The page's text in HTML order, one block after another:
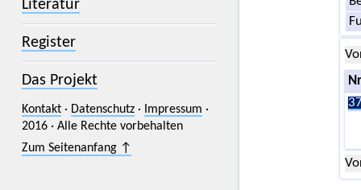
Literatur
Register
Das Projekt
Kontakt· Datenschutz· Impressum ·
2016 · Alle Rechte vorbehalten
Zum Seitenanfang ↑